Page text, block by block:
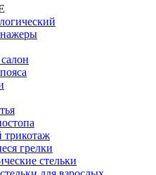
грелки
стельки